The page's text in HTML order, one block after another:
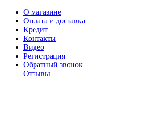
О магазине
Оплата и доставка
Кредит
Контакты
Видео
Регистрация
Обратный звонок
Отзывы